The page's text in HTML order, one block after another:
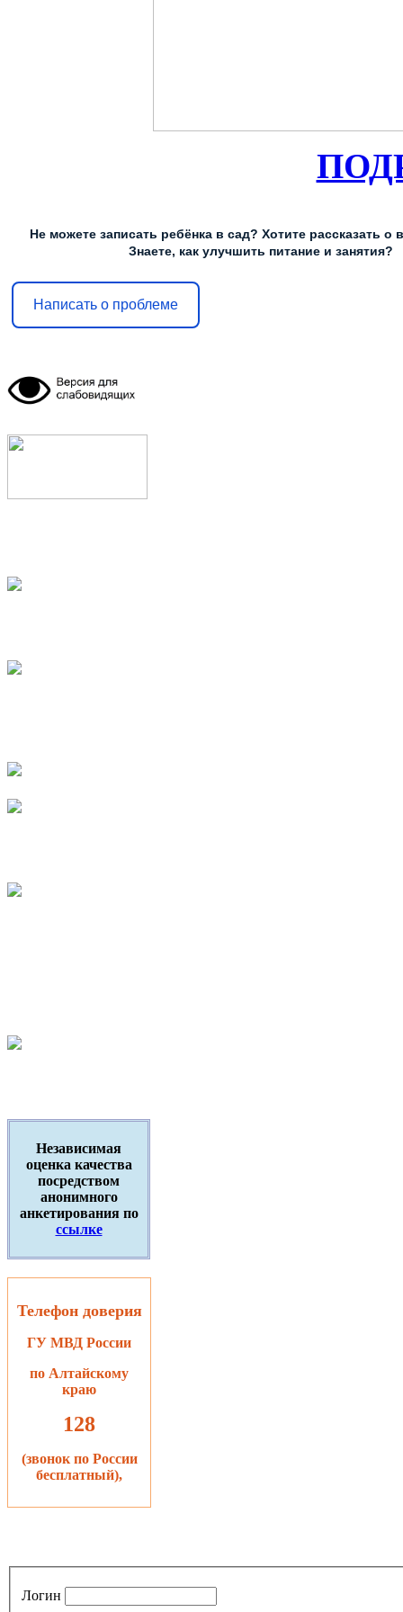
Не можете записать ребёнка в сад? Хотите рассказать о
Знаете, как улучшить питание и занятия?
Написать о проблеме
Независимая
оценка качества
посредством
анонимного
анкетирования по
ссылке
Телефон доверия
ГУ МВД России
по Алтайскому
краю
128
(звонок по России
бесплатный),
Логин